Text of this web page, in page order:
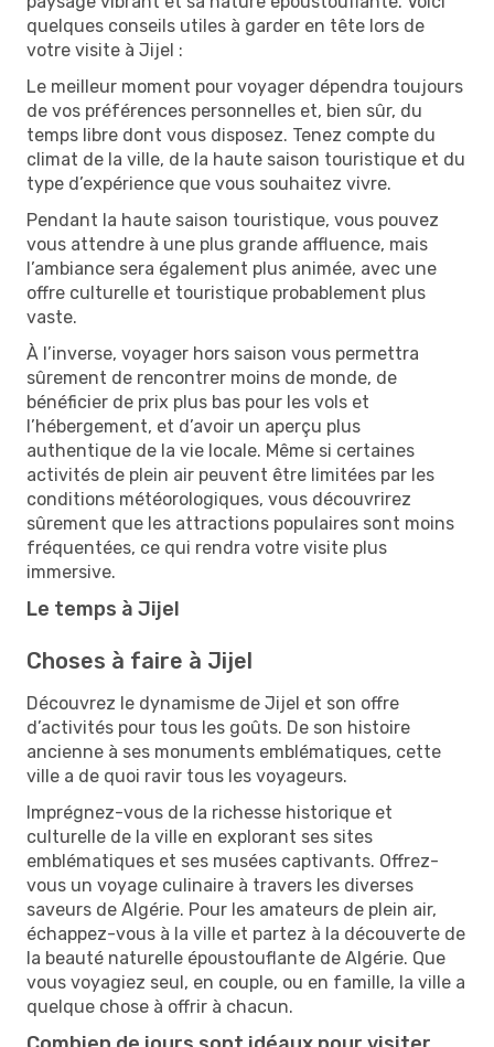
quelques conseils utiles à garder en tête lors de
votre visite à Jijel :
Le meilleur moment pour voyager dépendra toujours
de vos préférences personnelles et, bien sûr, du
temps libre dont vous disposez. Tenez compte du
climat de la ville, de la haute saison touristique et du
type d’expérience que vous souhaitez vivre.
Pendant la haute saison touristique, vous pouvez
vous attendre à une plus grande affluence, mais
l’ambiance sera également plus animée, avec une
offre culturelle et touristique probablement plus
vaste.
À l’inverse, voyager hors saison vous permettra
sûrement de rencontrer moins de monde, de
bénéficier de prix plus bas pour les vols et
l’hébergement, et d’avoir un aperçu plus
authentique de la vie locale. Même si certaines
activités de plein air peuvent être limitées par les
conditions météorologiques, vous découvrirez
sûrement que les attractions populaires sont moins
fréquentées, ce qui rendra votre visite plus
immersive.
Le temps à Jijel
Choses à faire à Jijel
Découvrez le dynamisme de Jijel et son offre
d’activités pour tous les goûts. De son histoire
ancienne à ses monuments emblématiques, cette
ville a de quoi ravir tous les voyageurs.
Imprégnez-vous de la richesse historique et
culturelle de la ville en explorant ses sites
emblématiques et ses musées captivants. Offrez-
vous un voyage culinaire à travers les diverses
saveurs de Algérie. Pour les amateurs de plein air,
échappez-vous à la ville et partez à la découverte de
la beauté naturelle époustouflante de Algérie. Que
vous voyagiez seul, en couple, ou en famille, la ville a
quelque chose à offrir à chacun.